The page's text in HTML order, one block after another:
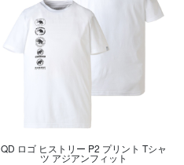
QD ロゴ ヒストリー P2 プリント Tシャ
ツ アジアンフィット